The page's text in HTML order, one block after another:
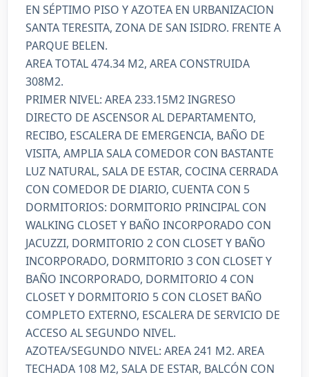
EN SÉPTIMO PISO Y AZOTEA EN URBANIZACION
SANTA TERESITA, ZONA DE SAN ISIDRO. FRENTE A
PARQUE BELEN.
AREA TOTAL 474.34 M2, AREA CONSTRUIDA
308M2.
PRIMER NIVEL: AREA 233.15M2 INGRESO
DIRECTO DE ASCENSOR AL DEPARTAMENTO,
RECIBO, ESCALERA DE EMERGENCIA, BAÑO DE
VISITA, AMPLIA SALA COMEDOR CON BASTANTE
LUZ NATURAL, SALA DE ESTAR, COCINA CERRADA
CON COMEDOR DE DIARIO, CUENTA CON 5
DORMITORIOS: DORMITORIO PRINCIPAL CON
WALKING CLOSET Y BAÑO INCORPORADO CON
JACUZZI, DORMITORIO 2 CON CLOSET Y BAÑO
INCORPORADO, DORMITORIO 3 CON CLOSET Y
BAÑO INCORPORADO, DORMITORIO 4 CON
CLOSET Y DORMITORIO 5 CON CLOSET BAÑO
COMPLETO EXTERNO, ESCALERA DE SERVICIO DE
ACCESO AL SEGUNDO NIVEL.
AZOTEA/SEGUNDO NIVEL: AREA 241 M2. AREA
TECHADA 108 M2, SALA DE ESTAR, BALCÓN CON